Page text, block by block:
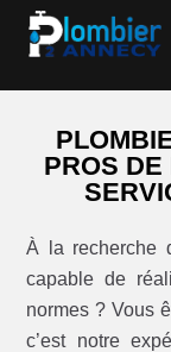
PROS
À la recherche
capable de
normes ? Vous
c’est notre